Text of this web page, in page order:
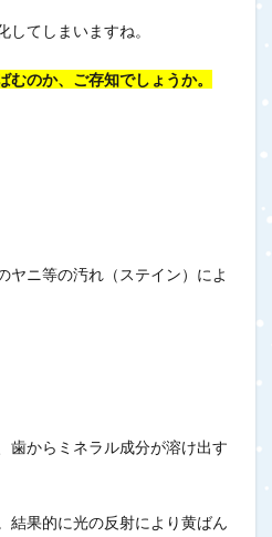
してしまいますね。
のか、ご存知でしょうか。
ヤニ等の汚れ（ステイン）によ
歯からミネラル成分が溶け出す
結果的に光の反射により黄ばん